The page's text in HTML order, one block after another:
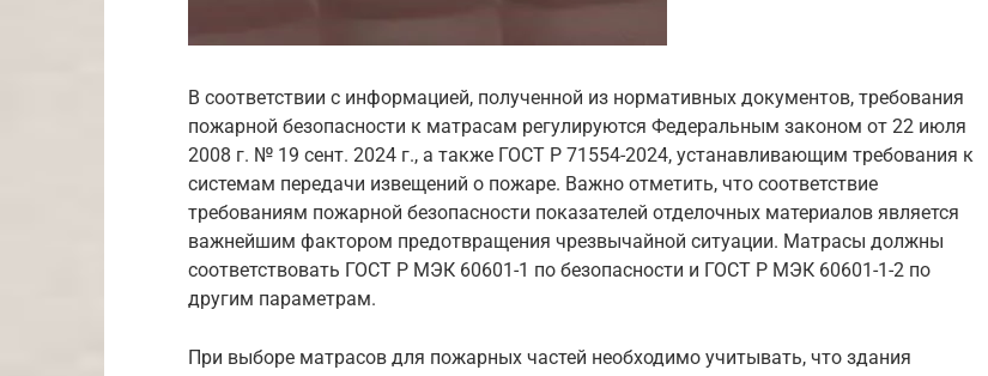
В соответствии с информацией, полученной из нормативных документов, требования
пожарной безопасности к матрасам регулируются Федеральным законом от 22 июля
2008 г. № 19 сент. 2024 г., а также ГОСТ Р 71554-2024, устанавливающим требования к
системам передачи извещений о пожаре. Важно отметить, что соответствие
требованиям пожарной безопасности показателей отделочных материалов является
важнейшим фактором предотвращения чрезвычайной ситуации. Матрасы должны
соответствовать ГОСТ Р МЭК 60601-1 по безопасности и ГОСТ Р МЭК 60601-1-2 по
другим параметрам.
При выборе матрасов для пожарных частей необходимо учитывать, что здания